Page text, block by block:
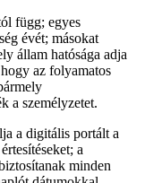
függ; egyes
évét; másokat
állam hatósága adja
az folyamatos
a személyzetet.
a digitális portált a
a
minden